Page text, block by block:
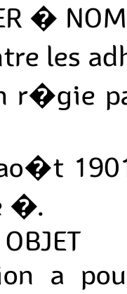
� NOM
les
r�gie
�.
a